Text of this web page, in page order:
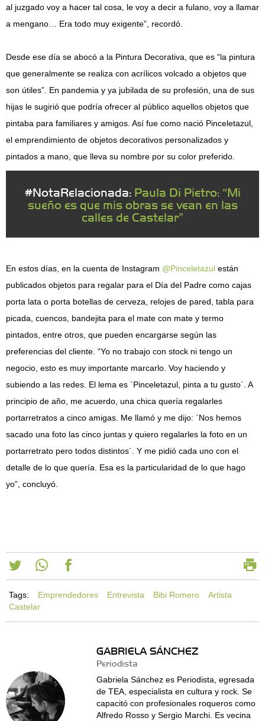
al juzgado voy a hacer tal cosa, le voy a decir a fulano, voy a llamar
a mengano… Era todo muy exigente”, recordó.
Desde ese día se abocó a la Pintura Decorativa, que es “la pintura
que generalmente se realiza con acrílicos volcado a objetos que
son útiles”. En pandemia y ya jubilada de su profesión, una de sus
hijas le sugirió que podría ofrecer al público aquellos objetos que
pintaba para familiares y amigos. Así fue como nació Pinceletazul,
el emprendimiento de objetos decorativos personalizados y
pintados a mano, que lleva su nombre por su color preferido.
#NotaRelacionada: Paula Di Pietro: “Mi
sueño es que mis obras se vean en las
calles de Castelar”
En estos días, en la cuenta de Instagram @Pinceletazul están
publicados objetos para regalar para el Día del Padre como cajas
porta lata o porta botellas de cerveza, relojes de pared, tabla para
picada, cuencos, bandejita para el mate con mate y termo
pintados, entre otros, que pueden encargarse según las
preferencias del cliente. “Yo no trabajo con stock ni tengo un
negocio, esto es muy importante marcarlo. Voy haciendo y
subiendo a las redes. El lema es `Pinceletazul, pinta a tu gusto´. A
principio de año, me acuerdo, una chica quería regalarles
portarretratos a cinco amigas. Me llamó y me dijo: `Nos hemos
sacado una foto las cinco juntas y quiero regalarles la foto en un
portarretrato pero todos distintos´. Y me pidió cada uno con el
detalle de lo que quería. Esa es la particularidad de lo que hago
yo”, concluyó.
Tags: Emprendedores Entrevista Bibi Romero
Artista
Castelar
GABRIELA SÁNCHEZ
Periodista
Gabriela Sánchez es Periodista, egresada
de TEA, especialista en cultura y rock. Se
capacitó con profesionales roqueros como
Alfredo Rosso y Sergio Marchi. Es vecina